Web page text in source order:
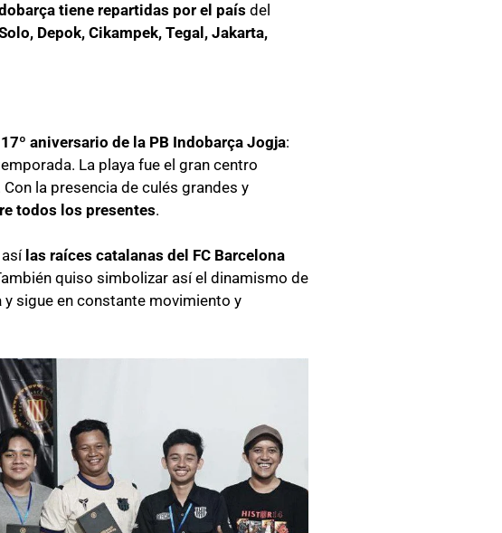
tiene repartidas por el país del
Depok, Cikampek, Tegal, Jakarta,
aniversario de la PB Indobarça Jogja:
La playa fue el gran centro
la presencia de culés grandes y
todos los presentes.
las raíces catalanas del FC Barcelona
quiso simbolizar así el dinamismo de
y sigue en constante movimiento y